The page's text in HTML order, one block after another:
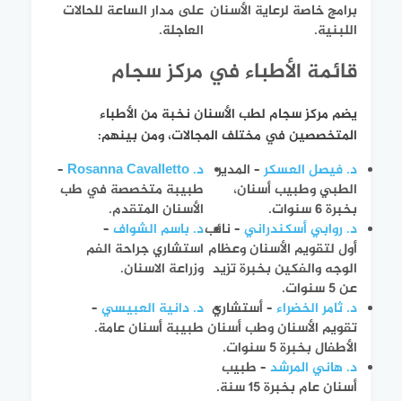
برامج خاصة لرعاية الأسنان
اللبنية.
على مدار الساعة للحالات
العاجلة.
قائمة الأطباء في مركز سجام
يضم مركز سجام لطب الأسنان نخبة من الأطباء
المتخصصين في مختلف المجالات، ومن بينهم:
د. فيصل العسكر– المدير
الطبي وطبيب أسنان،
بخبرة 6 سنوات.
د. Rosanna Cavalletto
–
طبيبة متخصصة في طب
الأسنان المتقدم.
د. روابي أسكندراني – نائب
أول لتقويم الأسنان وعظام
الوجه والفكين بخبرة تزيد
عن 5 سنوات.
د. باسم الشواف–
استشاري جراحة الفم
وزراعة الاسنان.
د. ثامر الخضراء – أستشاري
تقويم الأسنان وطب أسنان
الأطفال بخبرة 5 سنوات.
د. دانية العبيسي–
طبيبة أسنان عامة.
د. هاني المرشد – طبيب
أسنان عام بخبرة 15 سنة.